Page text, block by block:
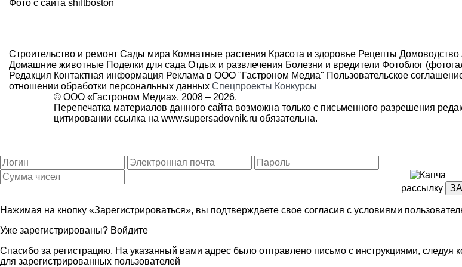
Фото с сайта shiftboston
Строительство и ремонт Сады мира Комнатные растения Красота и здоровье Рецепты Домоводство
Домашние животные Поделки для сада Отдых и развлечения Болезни и вредители Фотоблог
Редакция Контактная информация Реклама в ООО "Гастроном Медиа" Пользовательское
отношении обработки персональных данных Спецпроекты Конкурсы
© ООО «Гастроном Медиа», 2008 – 2026.
Перепечатка материалов данного сайта возможна только с письменного разрешения
цитировании ссылка на www.supersadovnik.ru обязательна.
рассылку
Нажимая на кнопку «Зарегистрироваться», вы подтверждаете свое согласия с условиями
Уже зарегистрированы? Войдите
Спасибо за регистрацию. На указанный вами адрес было отправлено письмо с инструкциями, следуя
для зарегистрированных пользователей